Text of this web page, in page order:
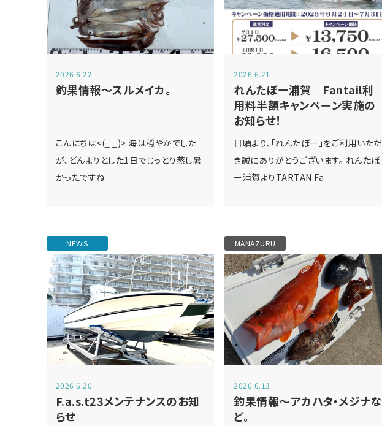
2026.6.22
釣果情報～スルメイカ。
こんにちは<(_ _)> 海は穏やかでした
が、どんよりとした1日でじっとり蒸し暑
かったですね
2026.6.21
れんたぼー浦賀 Fantail利
用料半額キャンペーン実施の
お知らせ！
日頃より、「れんたぼー」をご利用いただ
き誠にありがとうございます。 れんたぼ
ー浦賀よりTARTAN Fa
NEWS
2026.6.20
F.a.s.t23メンテナンスのお知
らせ
MANAZURU
2026.6.13
釣果情報～アカハタ・メジナな
ど。